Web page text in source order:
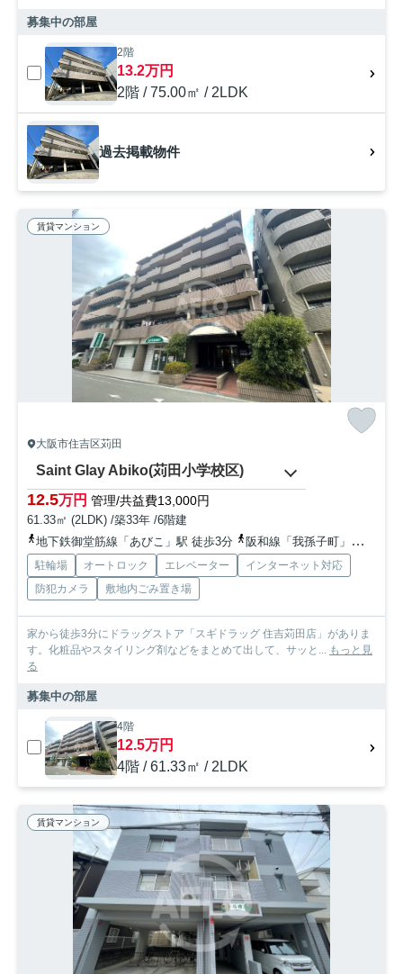
募集中の部屋
2階
13.2万円
2階 / 75.00㎡ / 2LDK
過去掲載物件
賃貸マンション
大阪市住吉区苅田
Saint Glay Abiko(苅田小学校区)
12.5万円 管理/共益費13,000円
61.33㎡ (2LDK) /築33年 /6階建
地下鉄御堂筋線「あびこ」駅 徒歩3分
阪和線「我孫子町」駅 徒歩10分
駐輪場 オートロック エレベーター
インターネット対応
防犯カメラ
敷地内ごみ置き場
家から徒歩3分にドラッグストア「スギドラッグ 住吉苅田店」がありま
す。化粧品やスタイリング剤などをまとめて出して、サッと... もっと見
る
募集中の部屋
4階
12.5万円
4階 / 61.33㎡ / 2LDK
賃貸マンション